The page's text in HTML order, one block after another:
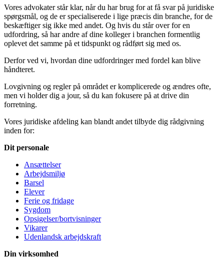
Vores advokater står klar, når du har brug for at få svar på juridiske
spørgsmål, og de er specialiserede i lige præcis din branche, for de
beskæftiger sig ikke med andet. Og hvis du står over for en
udfordring, så har andre af dine kolleger i branchen formentlig
oplevet det samme på et tidspunkt og rådført sig med os.
Derfor ved vi, hvordan dine udfordringer med fordel kan blive
håndteret.
Lovgivning og regler på området er komplicerede og ændres ofte,
men vi holder dig a jour, så du kan fokusere på at drive din
forretning.
Vores juridiske afdeling kan blandt andet tilbyde dig rådgivning
inden for:
Dit personale
Ansættelser
Arbejdsmiljø
Barsel
Elever
Ferie og fridage
Sygdom
Opsigelser/bortvisninger
Vikarer
Udenlandsk arbejdskraft
Din virksomhed